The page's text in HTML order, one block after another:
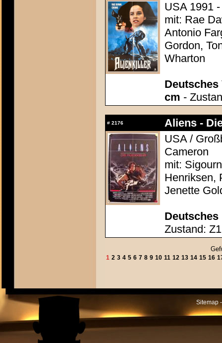
USA 1991
mit: Rae
Antonio
Gordon,
Wharton
Deutsches
cm -
# 2176
Aliens -
USA /
Cameron
mit:
Henriksen,
Jenette
Deutsches
Zustand:
1 2 3 4 5 6 7 8 9 10 11 12 13 14 15 16
Sitemap